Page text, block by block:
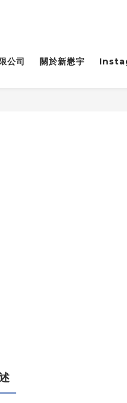
公司 關於新懋宇